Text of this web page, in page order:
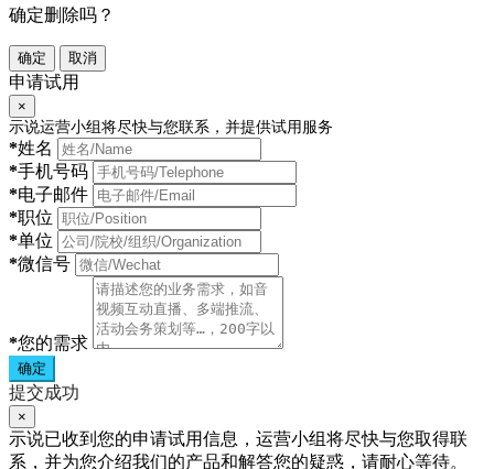
确定删除吗？
确定 取消
申请试用
×
示说运营小组将尽快与您联系，并提供试用服务
*姓名
*手机号码
*电子邮件
*职位
*单位
*微信号
*您的需求
确定
提交成功
×
示说已收到您的申请试用信息，运营小组将尽快与您取得联
系，并为您介绍我们的产品和解答您的疑惑，请耐心等待。